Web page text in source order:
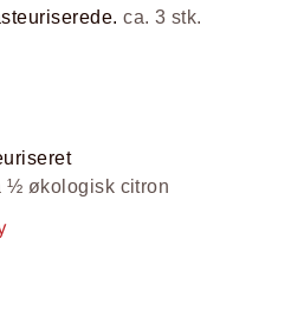
ca. 3 stk.
½ økologisk citron